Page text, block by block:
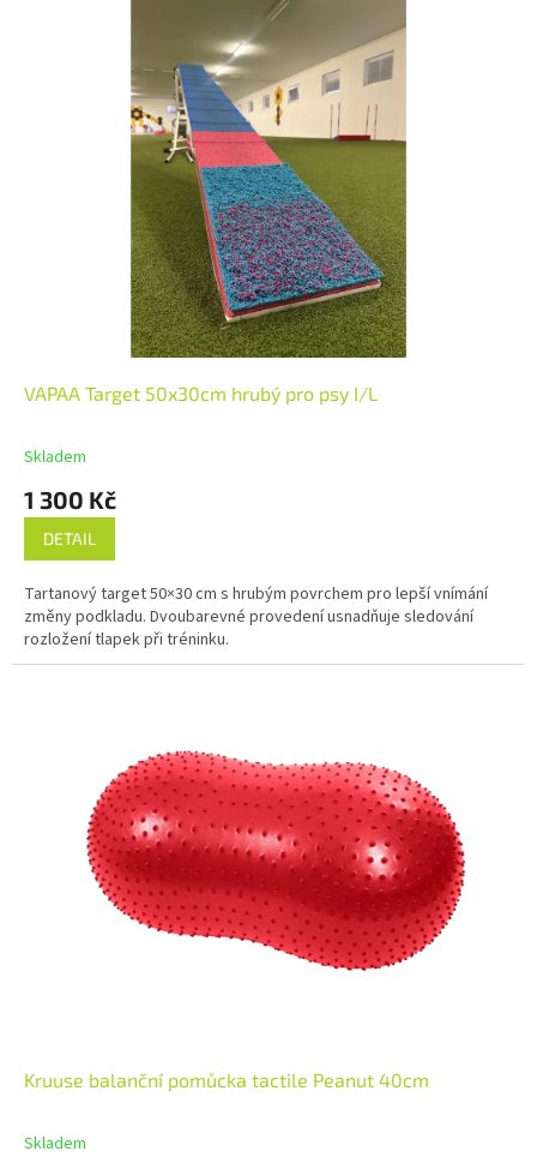
VAPAA Target 50x30cm hrubý pro psy I/L
Skladem
1 300 Kč
DETAIL
Tartanový target 50×30 cm s hrubým povrchem pro lepší vnímání
změny podkladu. Dvoubarevné provedení usnadňuje sledování
rozložení tlapek při tréninku.
Kruuse balanční pomůcka tactile Peanut 40cm
Skladem